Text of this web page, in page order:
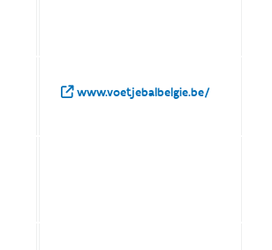
www.voetjebalbelgie.be/